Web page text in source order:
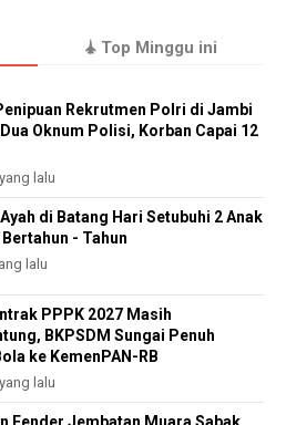
Top Minggu ini
Rekrutmen Polri di Jambi
Oknum Polisi, Korban Capai 12
lalu
Ayah di Batang Hari Setubuhi 2 Anak
- Tahun
lalu
PPPK 2027 Masih
BKPSDM Sungai Penuh
ke KemenPAN-RB
lalu